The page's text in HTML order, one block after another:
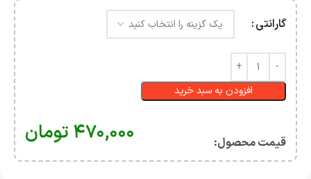
گارانتی
افزودن به سبد خرید
قیمت محصول:​ ۴۷۰,۰۰۰ تومان